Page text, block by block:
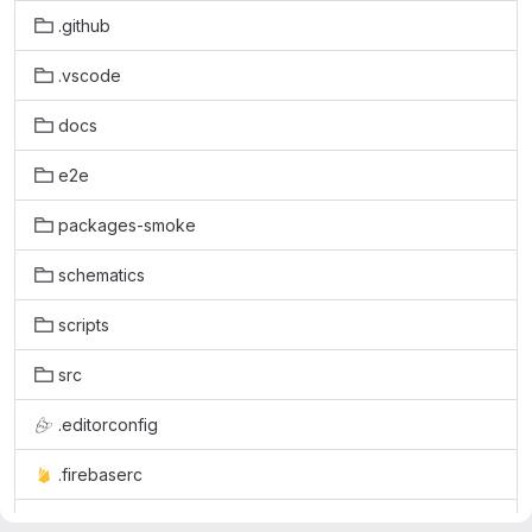
.github
.vscode
docs
e2e
packages-smoke
schematics
scripts
src
.editorconfig
.firebaserc